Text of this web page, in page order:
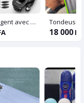
Drone intelligent avec évitement d’obstacles
18 000